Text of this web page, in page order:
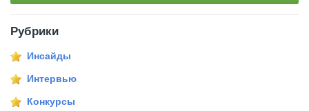
Рубрики
Инсайды
Интервью
Конкурсы